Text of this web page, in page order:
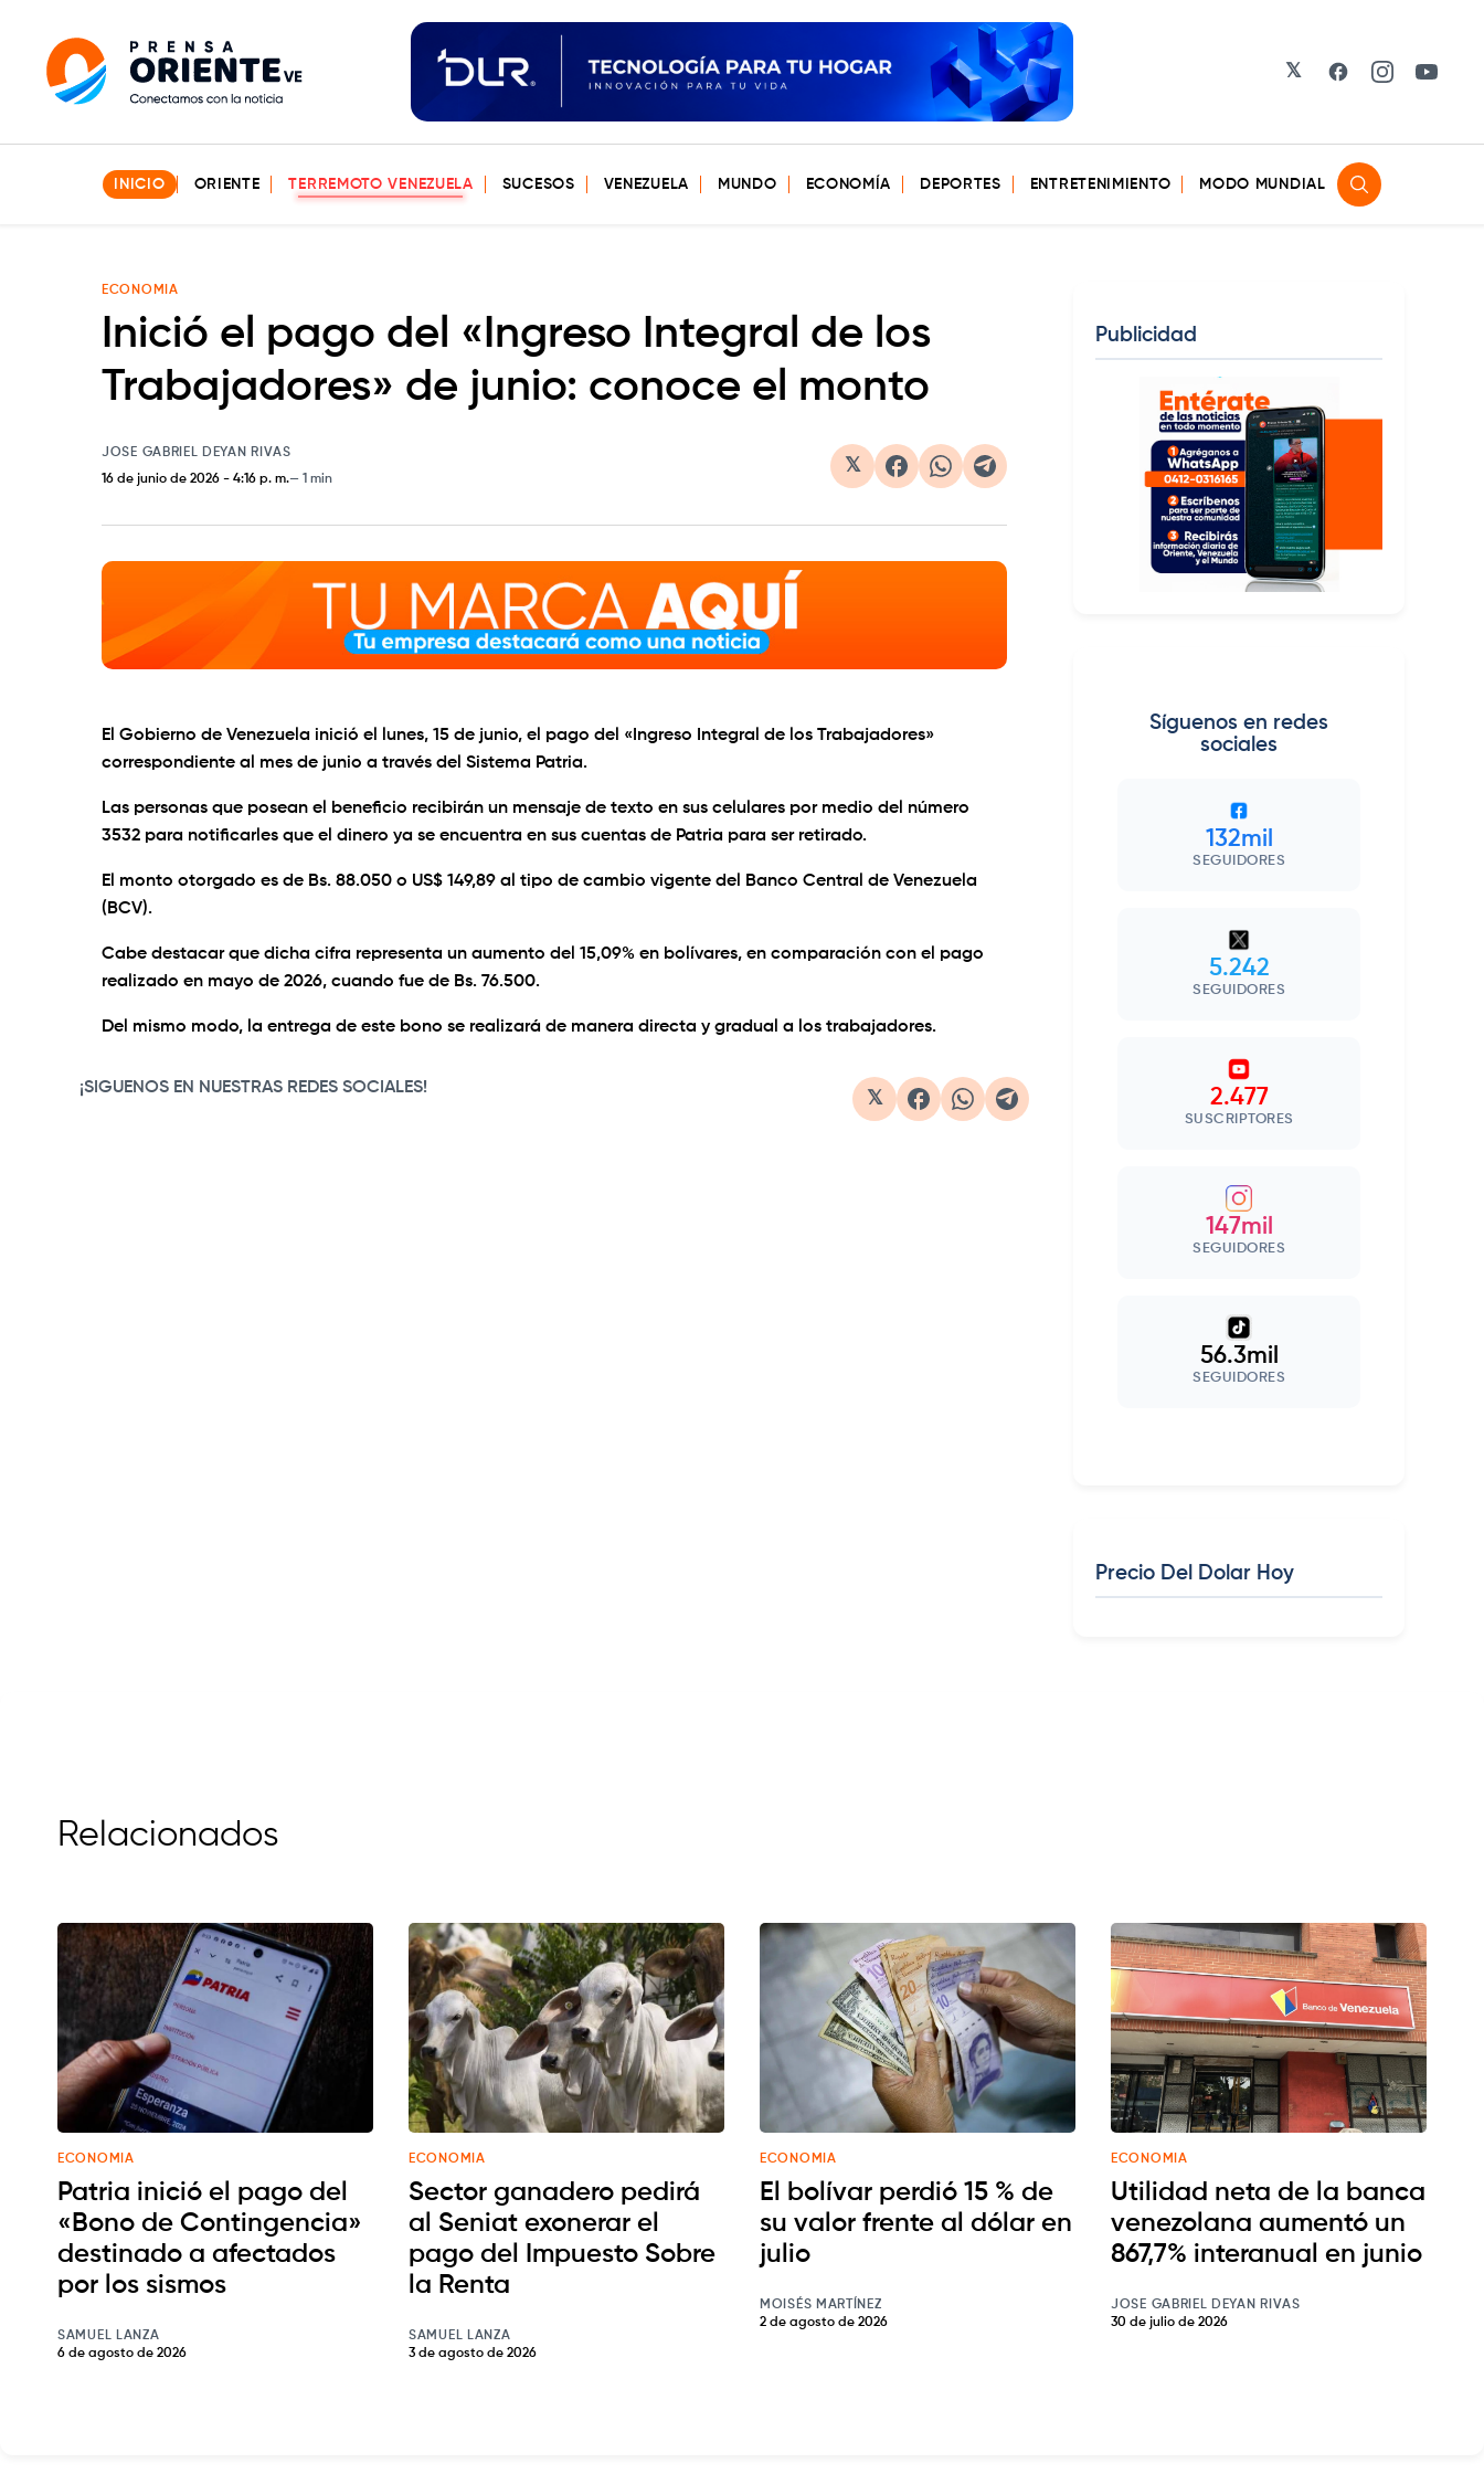
𝕏 Facebook
Instagram
INICIO ORIENTE TERREMOTO VENEZUELA SUCESOS VENEZUELA MUNDO ECONOMÍA DEPORTES ENTRETENIMIENTO MODO MUNDIAL
ECONOMIA
Inició el pago del «Ingreso Integral de los
Trabajadores» de junio: conoce el monto
JOSE GABRIEL DEYAN RIVAS
16 de junio de 2026 - 4:16 p. m. 1 min
𝕏
El Gobierno de Venezuela inició el lunes, 15 de junio, el pago del «Ingreso Integral de los Trabajadores»
correspondiente al mes de junio a través del Sistema Patria.
Las personas que posean el beneficio recibirán un mensaje de texto en sus celulares por medio del número
3532 para notificarles que el dinero ya se encuentra en sus cuentas de Patria para ser retirado.
El monto otorgado es de Bs. 88.050 o US$ 149,89 al tipo de cambio vigente del Banco Central de Venezuela
(BCV).
Cabe destacar que dicha cifra representa un aumento del 15,09% en bolívares, en comparación con el pago
realizado en mayo de 2026, cuando fue de Bs. 76.500.
Del mismo modo, la entrega de este bono se realizará de manera directa y gradual a los trabajadores.
¡SIGUENOS EN NUESTRAS REDES SOCIALES!
𝕏
Publicidad
Síguenos en redes
sociales
132mil
SEGUIDORES
5.242
SEGUIDORES
2.477
SUSCRIPTORES
147mil
SEGUIDORES
56.3mil
SEGUIDORES
Precio Del Dolar Hoy
Relacionados
ECONOMIA
Patria inició el pago del
«Bono de Contingencia»
destinado a afectados
por los sismos
SAMUEL LANZA
6 de agosto de 2026
ECONOMIA
Sector ganadero pedirá
al Seniat exonerar el
pago del Impuesto Sobre
la Renta
SAMUEL LANZA
3 de agosto de 2026
ECONOMIA
El bolívar perdió 15 % de
su valor frente al dólar en
julio
MOISÉS MARTÍNEZ
2 de agosto de 2026
ECONOMIA
Utilidad neta de la banca
venezolana aumentó un
867,7% interanual en junio
JOSE GABRIEL DEYAN RIVAS
30 de julio de 2026